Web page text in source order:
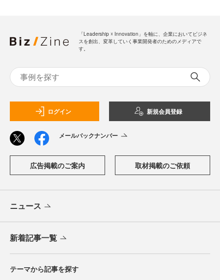
「Leadership ☓ Innovation」を軸に、企業においてビジネ
スを創出、変革していく事業開発者のためのメディアで
す。
ログイン 新規会員登録
メールバックナンバー
広告掲載のご案内 取材掲載のご依頼
ニュース
新着記事一覧
テーマから記事を探す